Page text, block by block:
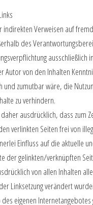
indirekten Verweisen auf
des
ausschließlich
Autor von den Inhalten
und zumutbar wäre, die
zu verhindern.
ausdrücklich, dass zum
verlinkten Seiten frei von
Einfluss auf die aktuelle
der gelinkten/verknüpften
von allen Inhalten
Linksetzung verändert
eigenen Internetangebotes